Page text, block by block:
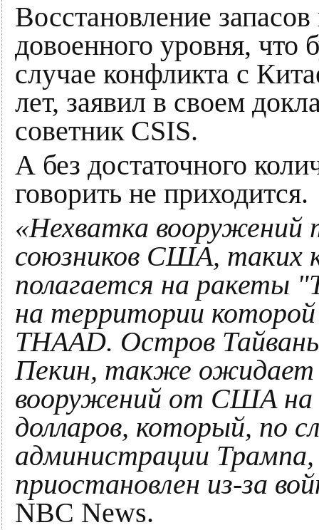
Восстановление
довоенного уровня, что
случае конфликта с
лет, заявил в своем
советник CSIS.
А без достаточного
говорить не приходится.
«Нехватка
союзников США, таких
полагается на ракеты
на территории
THAAD. Остров
Пекин, также ожидает
вооружений от США на
долларов, который, по
администрации
приостановлен из-за
NBC News.